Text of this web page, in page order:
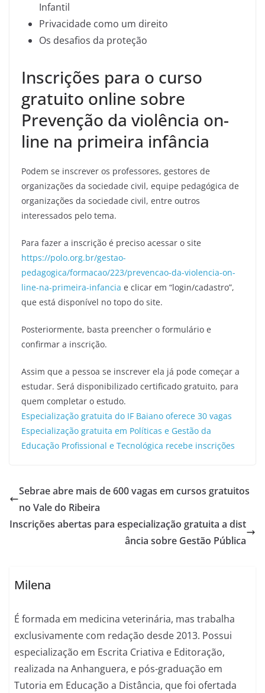
Infantil
Privacidade como um direito
Os desafios da proteção
Inscrições para o curso
gratuito online sobre
Prevenção da violência on-
line na primeira infância
Podem se inscrever os professores, gestores de
organizações da sociedade civil, equipe pedagógica de
organizações da sociedade civil, entre outros
interessados pelo tema.
Para fazer a inscrição é preciso acessar o site
https://polo.org.br/gestao-
pedagogica/formacao/223/prevencao-da-violencia-on-
line-na-primeira-infancia e clicar em “login/cadastro”,
que está disponível no topo do site.
Posteriormente, basta preencher o formulário e
confirmar a inscrição.
Assim que a pessoa se inscrever ela já pode começar a
estudar. Será disponibilizado certificado gratuito, para
quem completar o estudo.
Especialização gratuita do IF Baiano oferece 30 vagas
Especialização gratuita em Políticas e Gestão da
Educação Profissional e Tecnológica recebe inscrições
Sebrae abre mais de 600 vagas em cursos gratuitos
no Vale do Ribeira
Inscrições abertas para especialização gratuita a dist
ância sobre Gestão Pública
Milena
É formada em medicina veterinária, mas trabalha
exclusivamente com redação desde 2013. Possui
especialização em Escrita Criativa e Editoração,
realizada na Anhanguera, e pós-graduação em
Tutoria em Educação a Distância, que foi ofertada